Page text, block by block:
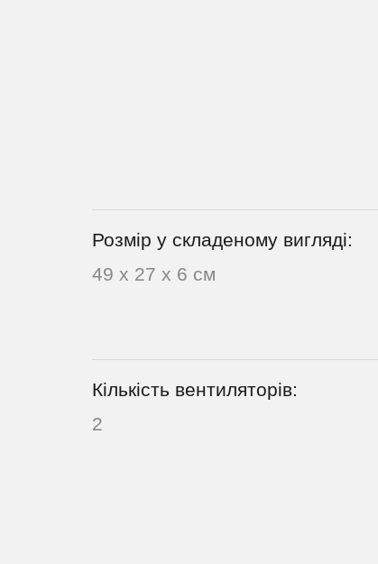
Розмір у складеному вигляді:
49 х 27 х 6 см
Кількість вентиляторів:
2